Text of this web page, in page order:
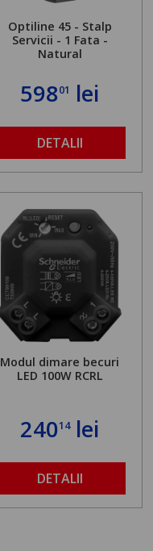
Optiline 45 - Stalp
Servicii - 1 Fata -
Natural
59801 lei
DETALII
Modul dimare becuri
LED 100W RCRL
24014lei
DETALII